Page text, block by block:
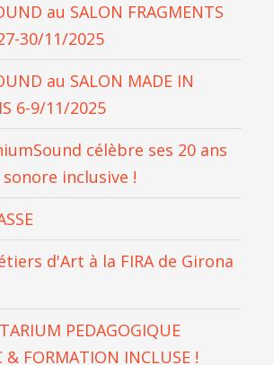
au SALON FRAGMENTS
30/11/2025
au SALON MADE IN
6-9/11/2025
célèbre ses 20 ans
inclusive !
d'Art à la FIRA de Girona
PEDAGOGIQUE
& FORMATION INCLUSE !